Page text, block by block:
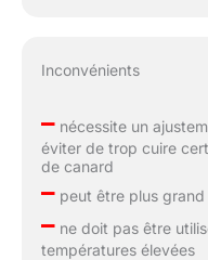
Inconvénients
–nécessite un
éviter de trop cuire
de canard
–peut être plus grand
–ne doit pas être
températures élevées